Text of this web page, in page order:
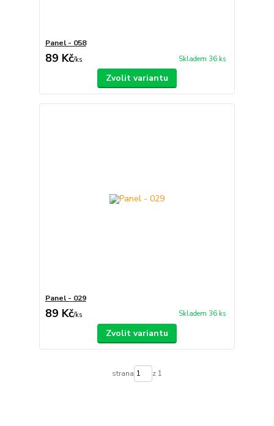
Panel - 058
89 Kč/ks Skladem 36 ks
Zvolit variantu
Panel - 029
89 Kč/ks Skladem 36 ks
Zvolit variantu
strana z 1